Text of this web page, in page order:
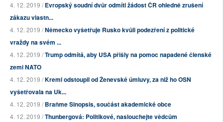
4. 12. 2019 /Evropský soudní dvůr odmítl žádost ČR ohledně zrušení
zákazu vlastn...
4. 12. 2019 /Německo vyšetřuje Rusko kvůli podezření z politické
vraždy na svém ...
4. 12. 2019 /Trump odmítá, aby USA přišly na pomoc napadené členské
zemi NATO
4. 12. 2019 /Kreml odstoupil od Ženevské úmluvy, za niž ho OSN
vyšetřovala na Uk...
4. 12. 2019 /Braňme Sinopsis, součást akademické obce
4. 12. 2019 /Thunbergová: Politikové, naslouchejte vědcům